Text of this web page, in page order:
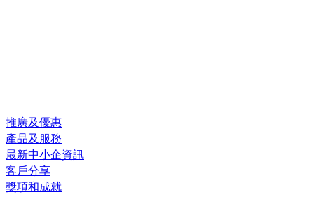
推廣及優惠
產品及服務
最新中小企資訊
客戶分享
獎項和成就